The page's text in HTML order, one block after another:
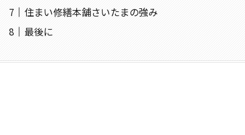
住まい修繕本舗さいたまの強み
最後に